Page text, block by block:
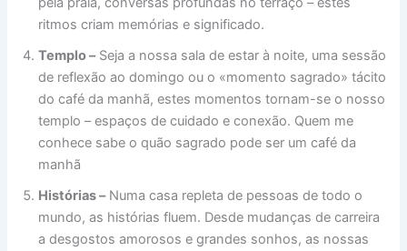
ritmos criam memórias e significado.
Templo –Seja a nossa sala de estar à noite, uma sessão
de reflexão ao domingo ou o «momento sagrado» tácito
do café da manhã, estes momentos tornam-se o nosso
templo – espaços de cuidado e conexão. Quem me
conhece sabe o quão sagrado pode ser um café da
manhã
Histórias –Numa casa repleta de pessoas de todo o
mundo, as histórias fluem. Desde mudanças de carreira
a desgostos amorosos e grandes sonhos, as nossas